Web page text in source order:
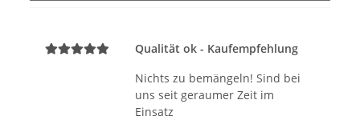
Qualität ok - Kaufempfehlung
Nichts zu bemängeln! Sind bei
uns seit geraumer Zeit im
Einsatz